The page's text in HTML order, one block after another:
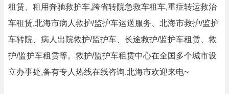
租赁、租用奔驰救护车,跨省转院急救车租车,重症转运救治
车租赁,北海市病人救护/监护车运送服务、北海市救护/监护
车转院、病人出院救护/监护车、长途救护/监护车租赁、救
护/监护车租赁等。救护/监护车租赁中心在全国多个城市设
立办事处,备有专人热线在线咨询.北海市欢迎来电~